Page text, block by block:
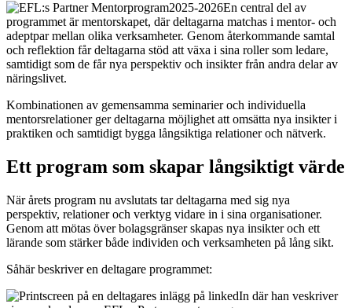
En central del av
programmet är mentorskapet, där deltagarna matchas i mentor- och
adeptpar mellan olika verksamheter. Genom återkommande samtal
och reflektion får deltagarna stöd att växa i sina roller som ledare,
samtidigt som de får nya perspektiv och insikter från andra delar av
näringslivet.
Kombinationen av gemensamma seminarier och individuella
mentorsrelationer ger deltagarna möjlighet att omsätta nya insikter i
praktiken och samtidigt bygga långsiktiga relationer och nätverk.
Ett program som skapar långsiktigt värde
När årets program nu avslutats tar deltagarna med sig nya
perspektiv, relationer och verktyg vidare in i sina organisationer.
Genom att mötas över bolagsgränser skapas nya insikter och ett
lärande som stärker både individen och verksamheten på lång sikt.
Såhär beskriver en deltagare programmet: